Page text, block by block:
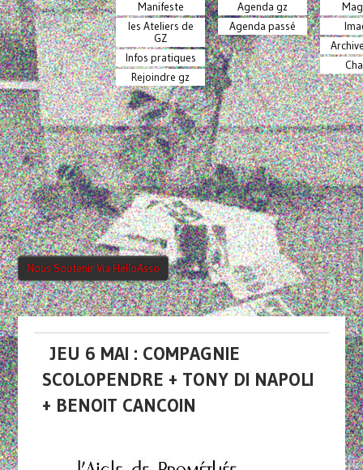
Manifeste
les Ateliers de
GZ
Infos pratiques
Rejoindre gz
Agenda gz
Agenda passé
Nous Soutenir Via HelloAsso
JEU 6 MAI : COMPAGNIE
SCOLOPENDRE + TONY DI NAPOLI
+ BENOIT CANCOIN